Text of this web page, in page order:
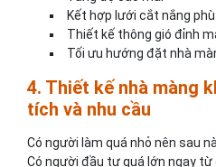
Kết hợp lưới cắt nắng
Thiết kế thông gió đỉnh
Tối ưu hướng đặt nhà
4. Thiết kế nhà màng
tích và nhu cầu
Có người làm quá nhỏ nên sau
Có người đầu tư quá lớn ngay từ